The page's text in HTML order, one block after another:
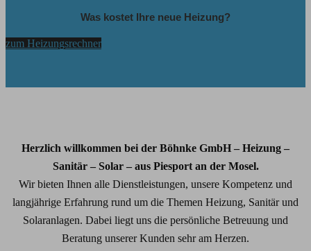
Was kostet Ihre neue Heizung?
zum Heizungsrechner
Herzlich willkommen bei der Böhnke GmbH – Heizung –
Sanitär – Solar – aus Piesport an der Mosel.
Wir bieten Ihnen alle Dienstleistungen, unsere Kompetenz und
langjährige Erfahrung rund um die Themen Heizung, Sanitär und
Solaranlagen. Dabei liegt uns die persönliche Betreuung und
Beratung unserer Kunden sehr am Herzen.